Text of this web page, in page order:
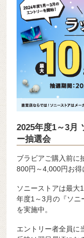
2025年度1～3月
ー抽選会
ブラビアご購入前に
800円～4,000円お得
ソニーストアは最大
年度1～3月の『ソニ
を実施中。
エントリー者全員に